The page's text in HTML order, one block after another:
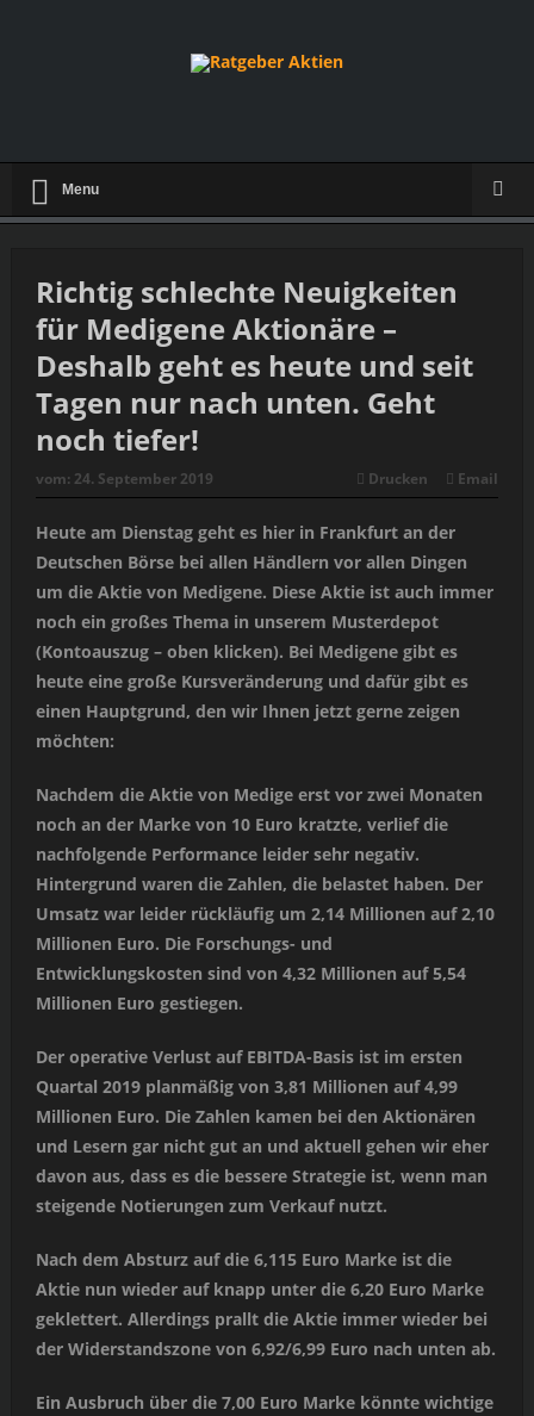
Menu
Richtig schlechte Neuigkeiten
für Medigene Aktionäre –
Deshalb geht es heute und seit
Tagen nur nach unten. Geht
noch tiefer!
vom: 24. September 2019 Drucken Email
Heute am Dienstag geht es hier in Frankfurt an der
Deutschen Börse bei allen Händlern vor allen Dingen
um die Aktie von Medigene. Diese Aktie ist auch immer
noch ein großes Thema in unserem Musterdepot
(Kontoauszug – oben klicken). Bei Medigene gibt es
heute eine große Kursveränderung und dafür gibt es
einen Hauptgrund, den wir Ihnen jetzt gerne zeigen
möchten:
Nachdem die Aktie von Medige erst vor zwei Monaten
noch an der Marke von 10 Euro kratzte, verlief die
nachfolgende Performance leider sehr negativ.
Hintergrund waren die Zahlen, die belastet haben. Der
Umsatz war leider rückläufig um 2,14 Millionen auf 2,10
Millionen Euro. Die Forschungs- und
Entwicklungskosten sind von 4,32 Millionen auf 5,54
Millionen Euro gestiegen.
Der operative Verlust auf EBITDA-Basis ist im ersten
Quartal 2019 planmäßig von 3,81 Millionen auf 4,99
Millionen Euro. Die Zahlen kamen bei den Aktionären
und Lesern gar nicht gut an und aktuell gehen wir eher
davon aus, dass es die bessere Strategie ist, wenn man
steigende Notierungen zum Verkauf nutzt.
Nach dem Absturz auf die 6,115 Euro Marke ist die
Aktie nun wieder auf knapp unter die 6,20 Euro Marke
geklettert. Allerdings prallt die Aktie immer wieder bei
der Widerstandszone von 6,92/6,99 Euro nach unten ab.
Ein Ausbruch über die 7,00 Euro Marke könnte wichtige